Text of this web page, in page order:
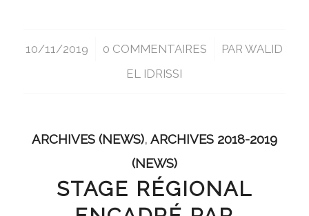
10/11/2019
/ 0 COMMENTAIRES
/ PARWALID
EL IDRISSI
ARCHIVES (NEWS), ARCHIVES 2018-2019
(NEWS)
STAGE RÉGIONAL